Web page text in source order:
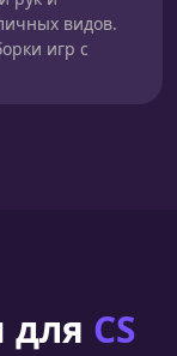
видов.
игр с
для CS